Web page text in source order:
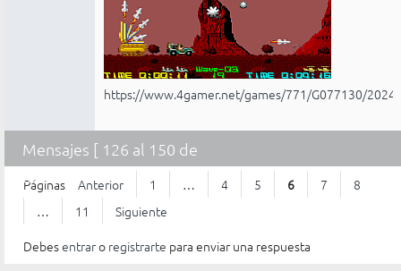
https://www.4gamer.net/games/771/G077130/
Mensajes [ 126 al 150 de
268 ]
Páginas Anterior 1 … 4 5 6 7
8
…
11
Siguiente
Debesentraro registrarte para enviar una respuesta